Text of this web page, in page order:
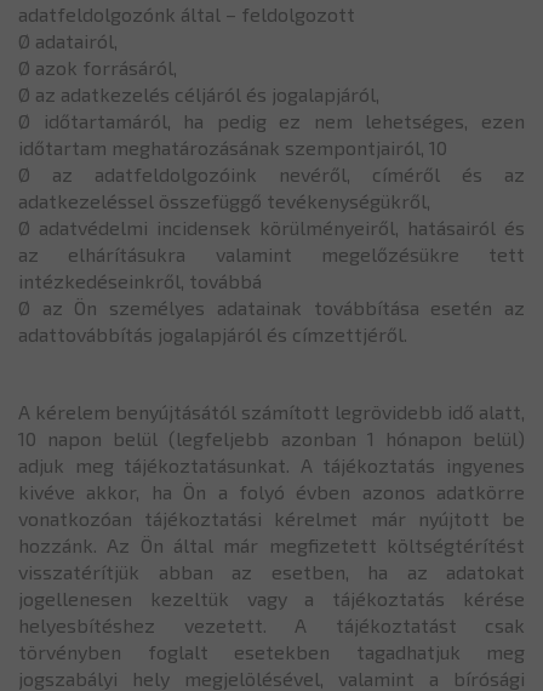
adatfeldolgozónk által – feldolgozott
Ø adatairól,
Ø azok forrásáról,
Ø az adatkezelés céljáról és jogalapjáról,
Ø időtartamáról, ha pedig ez nem lehetséges, ezen
időtartam meghatározásának szempontjairól, 10
Ø az adatfeldolgozóink nevéről, címéről és az
adatkezeléssel összefüggő tevékenységükről,
Ø adatvédelmi incidensek körülményeiről, hatásairól és
az elhárításukra valamint megelőzésükre tett
intézkedéseinkről, továbbá
Ø az Ön személyes adatainak továbbítása esetén az
adattovábbítás jogalapjáról és címzettjéről.
A kérelem benyújtásától számított legrövidebb idő alatt,
10 napon belül (legfeljebb azonban 1 hónapon belül)
adjuk meg tájékoztatásunkat. A tájékoztatás ingyenes
kivéve akkor, ha Ön a folyó évben azonos adatkörre
vonatkozóan tájékoztatási kérelmet már nyújtott be
hozzánk. Az Ön által már megfizetett költségtérítést
visszatérítjük abban az esetben, ha az adatokat
jogellenesen kezeltük vagy a tájékoztatás kérése
helyesbítéshez vezetett. A tájékoztatást csak
törvényben foglalt esetekben tagadhatjuk meg
jogszabályi hely megjelölésével, valamint a bírósági